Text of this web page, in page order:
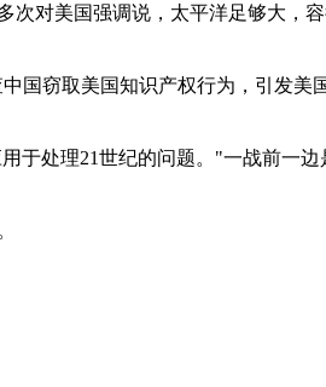
对美国强调说，太平洋足够大，
国窃取美国知识产权行为，引发
处理21世纪的问题。"一战前一